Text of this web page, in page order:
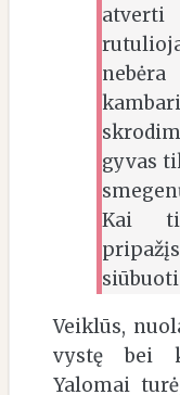
gyvas
Kai
Veiklūs,
vystę bei
Yalomai